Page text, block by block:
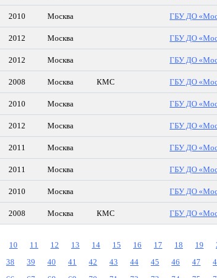
2010 Москва ГБУ ДО
2012 Москва ГБУ ДО
2012 Москва ГБУ ДО
2008 Москва КМС ГБУ ДО
2010 Москва ГБУ ДО
2012 Москва ГБУ ДО
2011 Москва ГБУ ДО
2011 Москва ГБУ ДО
2010 Москва ГБУ ДО
2008 Москва КМС ГБУ ДО
10 11 12 13 14 15 16 17 18 19
38 39 40 41 42 43 44 45 46 47